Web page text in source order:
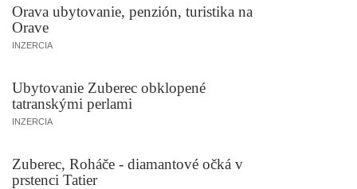
Orava ubytovanie, penzión, turistika na
Orave
INZERCIA
Ubytovanie Zuberec obklopené
tatranskými perlami
INZERCIA
Zuberec, Roháče - diamantové očká v
prstenci Tatier